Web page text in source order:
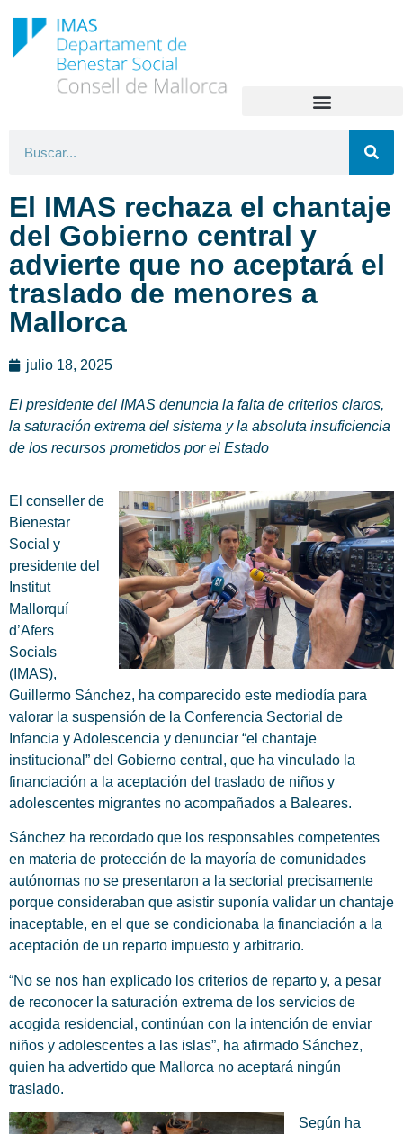
El IMAS rechaza el chantaje
del Gobierno central y
advierte que no aceptará el
traslado de menores a
Mallorca
julio 18, 2025
El presidente del IMAS denuncia la falta de criterios claros,
la saturación extrema del sistema y la absoluta insuficiencia
de los recursos prometidos por el Estado
El conseller de
Bienestar
Social y
presidente del
Institut
Mallorquí
d’Afers
Socials
(IMAS),
Guillermo Sánchez, ha comparecido este mediodía para
valorar la suspensión de la Conferencia Sectorial de
Infancia y Adolescencia y denunciar “el chantaje
institucional” del Gobierno central, que ha vinculado la
financiación a la aceptación del traslado de niños y
adolescentes migrantes no acompañados a Baleares.
Sánchez ha recordado que los responsables competentes
en materia de protección de la mayoría de comunidades
autónomas no se presentaron a la sectorial precisamente
porque consideraban que asistir suponía validar un chantaje
inaceptable, en el que se condicionaba la financiación a la
aceptación de un reparto impuesto y arbitrario.
“No se nos han explicado los criterios de reparto y, a pesar
de reconocer la saturación extrema de los servicios de
acogida residencial, continúan con la intención de enviar
niños y adolescentes a las islas”, ha afirmado Sánchez,
quien ha advertido que Mallorca no aceptará ningún
traslado.
Según ha